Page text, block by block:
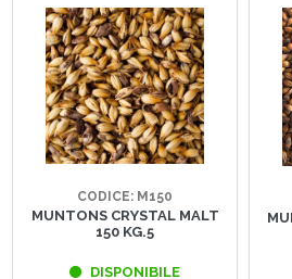
CODICE: M150
MUNTONS CRYSTAL MALT
150 KG.5
DISPONIBILE